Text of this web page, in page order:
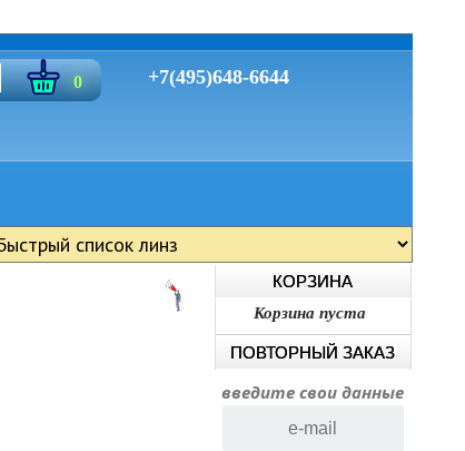
0 +7(495)648-6644
КОРЗИНА
Корзина пуста
ПОВТОРНЫЙ ЗАКАЗ
введите свои данные